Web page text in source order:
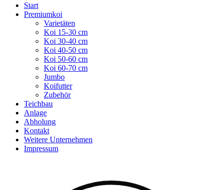
Start
Premiumkoi
Varietäten
Koi 15-30 cm
Koi 30-40 cm
Koi 40-50 cm
Koi 50-60 cm
Koi 60-70 cm
Jumbo
Koifutter
Zubehör
Teichbau
Anlage
Abholung
Kontakt
Weitere Unternehmen
Impressum